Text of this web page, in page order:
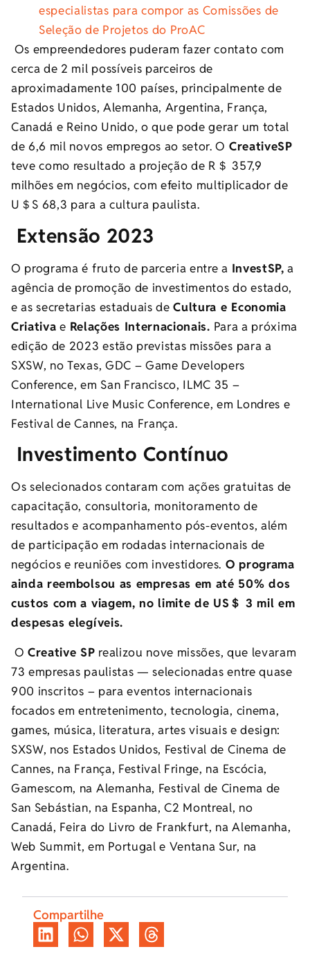
especialistas para compor as Comissões de
Seleção de Projetos do ProAC
Os empreendedores puderam fazer contato com
cerca de 2 mil possíveis parceiros de
aproximadamente 100 países, principalmente de
Estados Unidos, Alemanha, Argentina, França,
Canadá e Reino Unido, o que pode gerar um total
de 6,6 mil novos empregos ao setor. O CreativeSP
teve como resultado a projeção de R＄ 357,9
milhões em negócios, com efeito multiplicador de
U＄S 68,3 para a cultura paulista.
Extensão 2023
O programa é fruto de parceria entre a InvestSP, a
agência de promoção de investimentos do estado,
e as secretarias estaduais deCultura e Economia
Criativa e Relações Internacionais. Para a próxima
edição de 2023 estão previstas missões para a
SXSW, no Texas, GDC – Game Developers
Conference, em San Francisco, ILMC 35 –
International Live Music Conference, em Londres e
Festival de Cannes, na França.
Investimento Contínuo
Os selecionados contaram com ações gratuitas de
capacitação, consultoria, monitoramento de
resultados e acompanhamento pós-eventos, além
de participação em rodadas internacionais de
negócios e reuniões com investidores. O programa
ainda reembolsou as empresas em até 50% dos
custos com a viagem, no limite de US＄ 3 mil em
despesas elegíveis.
OCreative SP realizou nove missões, que levaram
73 empresas paulistas — selecionadas entre quase
900 inscritos – para eventos internacionais
focados em entretenimento, tecnologia, cinema,
games, música, literatura, artes visuais e design:
SXSW, nos Estados Unidos, Festival de Cinema de
Cannes, na França, Festival Fringe, na Escócia,
Gamescom, na Alemanha, Festival de Cinema de
San Sebástian, na Espanha, C2 Montreal, no
Canadá, Feira do Livro de Frankfurt, na Alemanha,
Web Summit, em Portugal e Ventana Sur, na
Argentina.
Compartilhe